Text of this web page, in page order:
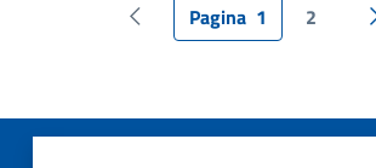
Pagina precedente
Pagina 1 2